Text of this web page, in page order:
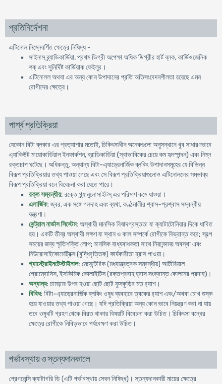
প্রতিনির্দেশনা
এটিনোল নিম্নেবর্ণিত ক্ষেত্রে নিষিদ্ধ -
সাইনাস ব্র্যাডিকার্ডিয়া, প্রথম ডিগ্রী অপেক্ষা অধিক ডিগ্রীর হার্ট ব্লক, কার্ডিওজেনিক
শক্ এবং সুনির্দিষ্ট কার্ডিয়াক ফেইলুর।
এটিনােলল অথবা এর অন্য কোন উপাদানের প্রতি অতিসংবেদনশীলতা রয়েছে এমন
রােগীদের ক্ষেত্রে।
পার্শ্ব প্রতিক্রিয়া
যেকোন বিটা ব্লকার এর প্রত্যাশার মতােই, চিকিৎসাধীন অনেকগুলাে অনুসন্ধানে খুব সাধারণভাবে
এ্যাকিউট মায়ােকার্ডিয়াল ইনফার্কশন, ব্রাডিকার্ডিয়া (স্বাভাবিকের চেয়ে কম হৃদস্পন্দন) এবং নিম্ন
রক্তচাপ ঘটেছে। অধিকন্তু, অন্যান্য বিটা-এ্যাড্রেনার্জিক ব্লকিং উপাদানসমূহের যে বিভিন্ন
বিরূপ প্রতিক্রিয়ার তথ্য পাওয়া গেছে এবং সে বিরূপ প্রতিক্রিয়াগুলােও এটিনোললের সম্ভাব্য
বিরূপ প্রতিক্রিয়া বলে বিবেচনা করা যেতে পারে।
রক্ত সম্বন্ধীয়: রক্তে গ্র্যানুলােসাইটস্ এর পরিমাণ কমে যাওয়া।
এলার্জিক: জ্বর, এক সঙ্গে গলদাহ এবং ব্যথা, কণ্ঠনালীর শ্বাস-প্রশ্বাস সম্বন্ধীয়
যন্ত্রণা।
সেন্ট্রাল নার্ভাস সিস্টেম: অস্থায়ী মানসিক বিষাদগ্রস্ততা যা ক্যাটাটোনিয়ার দিকে ধাবিত
হয়। একটি তীব্র অস্থায়ী লক্ষণ যা স্থান ও কাল সম্পর্কে রােগীকে বিভ্রান্ত করে; স্বল্প
সময়ের জন্য স্মৃতিশক্তি লােপ; মানসিক বাধ্যবাধকতা সাথে নিরানন্দময় অবস্থা এবং
নিউরােসাইকোমেট্রিক্স (বুদ্ধিবৃত্তিক) কার্যকারীতা হ্রাস পাওয়া।
গ্যাস্ট্রোইনটেস্টাইনাল: মেসেন্টেরিক (মধ্যান্ত্রত্বক সম্বন্ধীয়) আর্টারিয়াল
গ্রোম্বোসিস, ইসকিমিক কোলাইটিস (রক্তপ্রবাহ হ্রাস সংক্রান্ত কোলনের প্রদাহ)।
অন্যান্য: চামড়ার উপর হওয়া ছােট ছােট ফুসকুড়ির মত র‍্যাশ।
বিবিধ: বিটা-এ্যাড্রেনার্জিক ব্লকিং ওষুধ ব্যবহারে ত্বকের র‍্যাশ এবং/অথবা চোখ শুস্ক
হয়ে যাওয়ার তথ্য পাওয়া গেছে। যদি প্রতিক্রিয়া অন্য কোন ভাবে নিয়ন্ত্রণ করা না যায়
তবে ওষুধটি গ্রহণ থেকে বিরত থাকার বিষয়টি বিবেচনা করা উচিত। চিকিৎসা বন্ধের
ক্ষেত্রে রােগীকে নিবিড়ভাবে পর্যবেক্ষণ করা উচিত।
গর্ভাবস্থায় ও স্তন্যদানকালে
প্রেগনেন্সি ক্যাটাগরি ডি (এটি গর্ভাবস্থায় সেবন নিষিদ্ধ)। স্তন্যদানকারী মায়ের ক্ষেত্রে